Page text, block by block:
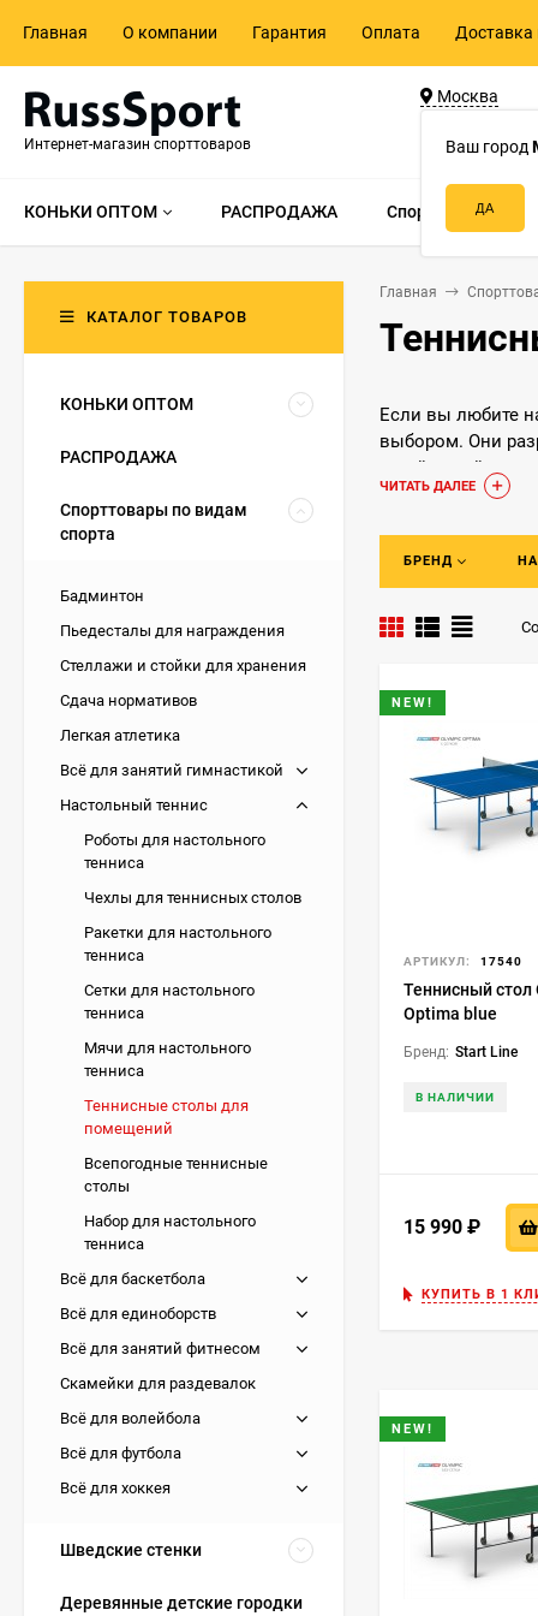
Главная О компании Гарантия Оплата Доставка
Интернет-магазин спорттоваров
Москва
Ваш город
д.55, стр.1
КОНЬКИ ОПТОМ РАСПРОДАЖА Спорттовары по
Главная
Если вы любите
выбором. Они
устойчивый
что такая модель
Чтобы выбрать
представленный
или области в
теннисные ракетки.
и умением
не
скоростной
Для
Выбирая
технические
расположенную
может быть
Дополнительным
мячей и
заказ на сайте
которой
долговечность
и опытные
сориентируют по
ЧИТАТЬ ДАЛЕЕ
БРЕНД
NEW!
АРТИКУЛ: 17540
Теннисный стол
Optima blue
Бренд: Start Line
В НАЛИЧИИ
15 990
КУПИТЬ В 1
NEW!
КАТАЛОГ ТОВАРОВ
КОНЬКИ ОПТОМ
РАСПРОДАЖА
Спорттовары по видам
спорта
Бадминтон
Пьедесталы для награждения
Стеллажи и стойки для хранения
Сдача нормативов
Легкая атлетика
Всё для занятий гимнастикой
Настольный теннис
Роботы для настольного
тенниса
Чехлы для теннисных столов
Ракетки для настольного
тенниса
Сетки для настольного
тенниса
Мячи для настольного
тенниса
Теннисные столы для
помещений
Всепогодные теннисные
столы
Набор для настольного
тенниса
Всё для баскетбола
Всё для единоборств
Всё для занятий фитнесом
Скамейки для раздевалок
Всё для волейбола
Всё для футбола
Всё для хоккея
Шведские стенки
Деревянные детские городки